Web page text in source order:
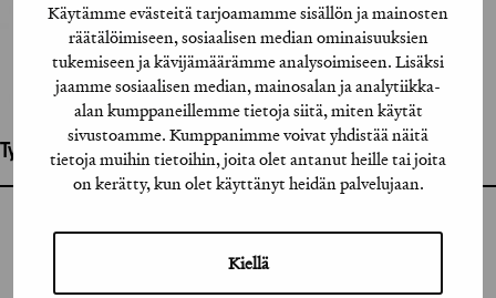
Käytämme evästeitä tarjoamamme sisällön ja mainosten
räätälöimiseen, sosiaalisen median ominaisuuksien
tukemiseen ja kävijämäärämme analysoimiseen. Lisäksi
jaamme sosiaalisen median, mainosalan ja analytiikka-
alan kumppaneillemme tietoja siitä, miten käytät
sivustoamme. Kumppanimme voivat yhdistää näitä
tietoja muihin tietoihin, joita olet antanut heille tai joita
on kerätty, kun olet käyttänyt heidän palvelujaan.
Kiellä
Työhön osallistuneet henkilöt / tahot:
GRAFIA(AT)GRAFIA.FI